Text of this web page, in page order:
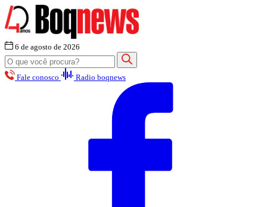
6 de agosto de 2026
Fale conosco Radio boqnews